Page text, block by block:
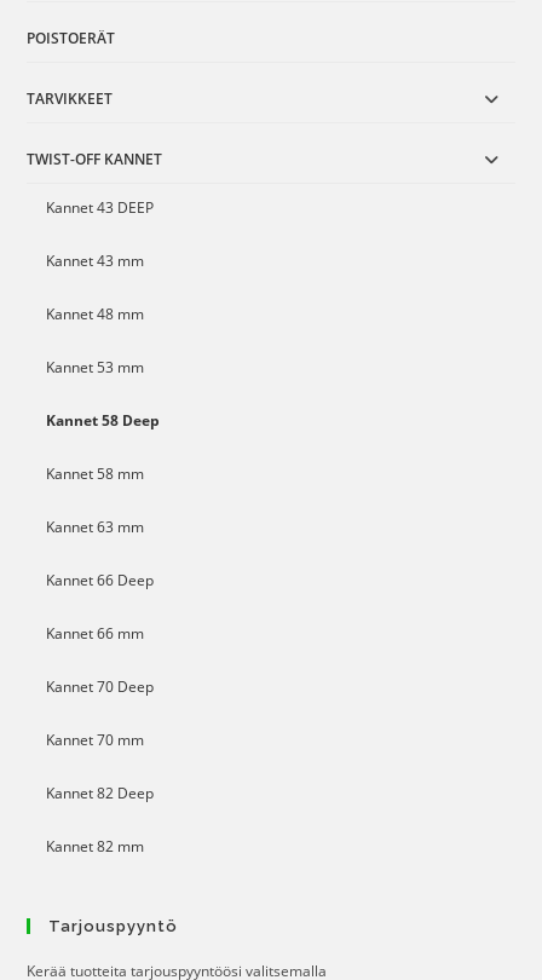
POISTOERÄT
TARVIKKEET
TWIST-OFF KANNET
Kannet 43 DEEP
Kannet 43 mm
Kannet 48 mm
Kannet 53 mm
Kannet 58 Deep
Kannet 58 mm
Kannet 63 mm
Kannet 66 Deep
Kannet 66 mm
Kannet 70 Deep
Kannet 70 mm
Kannet 82 Deep
Kannet 82 mm
Tarjouspyyntö
Kerää tuotteita tarjouspyyntöösi valitsemalla